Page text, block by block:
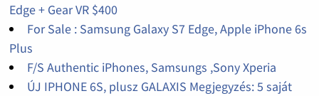
Edge + Gear VR $400
For Sale : Samsung Galaxy S7 Edge, Apple iPhone 6s
Plus
F/S Authentic iPhones, Samsungs ,Sony Xperia
ÚJ IPHONE 6S, plusz GALAXIS Megjegyzés: 5 saját